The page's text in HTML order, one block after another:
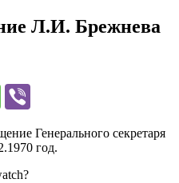
Л.И. Брежнева
Генерального секретаря
год.